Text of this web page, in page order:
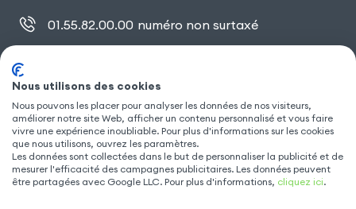
01.55.82.00.00 numéro non surtaxé
SUIVEZ NOUS
Nous utilisons des cookies
Nous pouvons les placer pour analyser les données de nos visiteurs,
améliorer notre site Web, afficher un contenu personnalisé et vous faire
vivre une expérience inoubliable. Pour plus d'informations sur les cookies
que nous utilisons, ouvrez les paramètres.
Les données sont collectées dans le but de personnaliser la publicité et de
mesurer l'efficacité des campagnes publicitaires. Les données peuvent
être partagées avec Google LLC. Pour plus d'informations, cliquez ici.